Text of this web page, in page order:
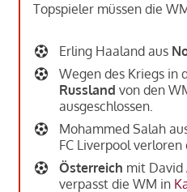
Topspieler müssen die
Erling Haaland aus
Wegen des Kriegs in
Russland von den
ausgeschlossen.
Mohammed Salah
FC Liverpool
Österreich mit David
verpasst die WM in